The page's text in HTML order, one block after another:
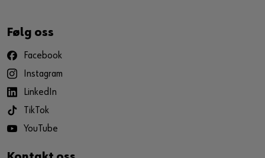
Følg oss
Facebook
Instagram
LinkedIn
TikTok
YouTube